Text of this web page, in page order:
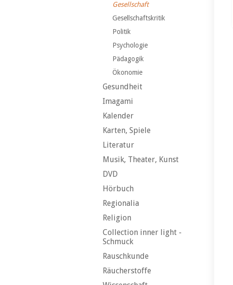
Gesellschaft
Gesellschaftskritik
Politik
Psychologie
Pädagogik
Ökonomie
Gesundheit
Imagami
Kalender
Karten, Spiele
Literatur
Musik, Theater, Kunst
DVD
Hörbuch
Regionalia
Religion
Collection inner light -
Schmuck
Rauschkunde
Räucherstoffe